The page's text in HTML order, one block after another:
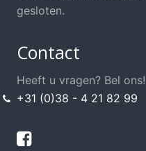
gesloten.
Contact
Heeft u vragen? Bel ons!
+31 (0)38 - 4 21 82 99